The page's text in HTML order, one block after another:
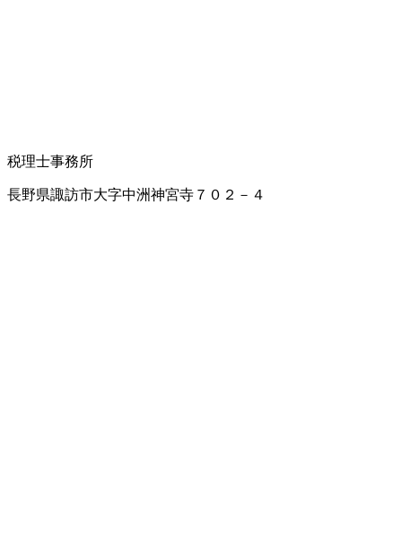
税理士事務所
長野県諏訪市大字中洲神宮寺７０２－４